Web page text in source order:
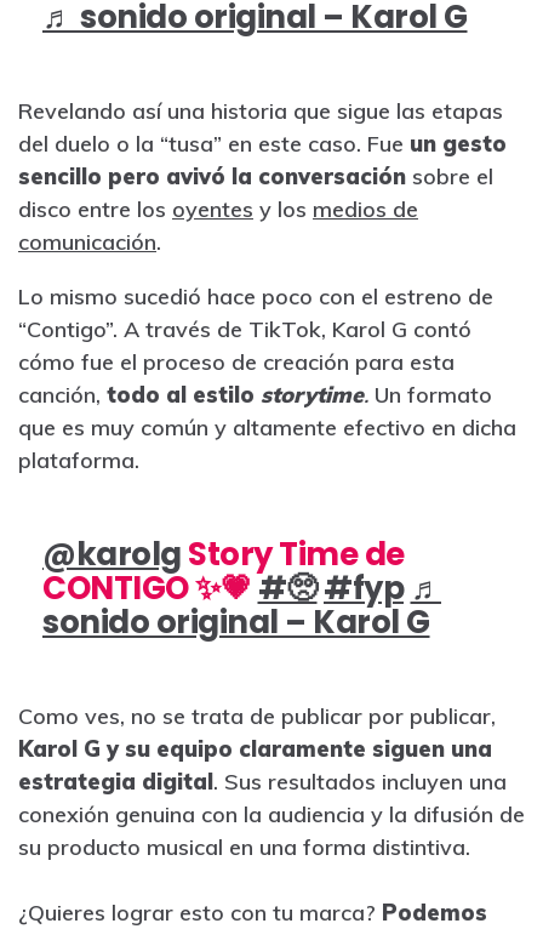
♬ sonido original – Karol G
Revelando así una historia que sigue las etapas
del duelo o la “tusa” en este caso. Fue un gesto
sencillo pero avivó la conversación sobre el
disco entre los oyentes y los medios de
comunicación.
Lo mismo sucedió hace poco con el estreno de
“Contigo”. A través de TikTok, Karol G contó
cómo fue el proceso de creación para esta
canción, todo al estilo storytime. Un formato
que es muy común y altamente efectivo en dicha
plataforma.
@karolgStory Time de
CONTIGO ✨💗#🥺#fyp ♬
sonido original – Karol G
Como ves, no se trata de publicar por publicar,
Karol G y su equipo claramente siguen una
estrategia digital. Sus resultados incluyen una
conexión genuina con la audiencia y la difusión de
su producto musical en una forma distintiva.
¿Quieres lograr esto con tu marca? Podemos